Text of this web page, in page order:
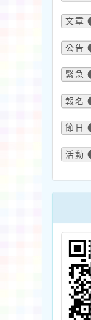
文章
公告
緊急
報名
節日
活動
市教育場域發
一案，詳如說
，請查照。